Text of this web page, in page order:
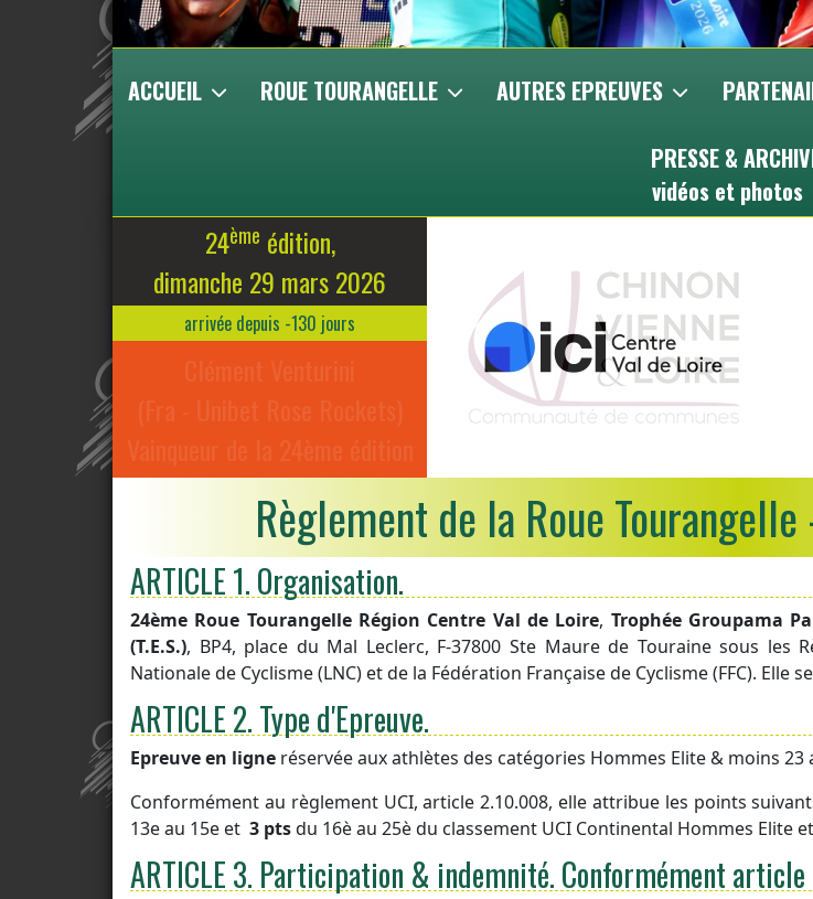
ACCUEIL ROUE TOURANGELLE AUTRES EPREUVES
PRESSE &
vidéos et photos
24ème édition,
dimanche 29 mars 2026
arrivée depuis -130 jours
Règlement de la Roue
ARTICLE 1.Organisation.
24ème Roue Tourangelle Région Centre Val de Loire, Trophée Groupama
(T.E.S.), BP4, place du Mal Leclerc, F-37800 Ste Maure de Touraine sous les
Nationale de Cyclisme (LNC) et de la Fédération Française de Cyclisme (FFC). Elle
ARTICLE 2.Type d'Epreuve.
Epreuve en ligne réservée aux athlètes des catégories Hommes Elite & moins
Conformément au règlement UCI, article 2.10.008, elle attribue les points
13e au 15e et 3 ptsdu 16è au 25è du classement UCI Continental Hommes Elite
ARTICLE 3. Participation & indemnité. Conformément